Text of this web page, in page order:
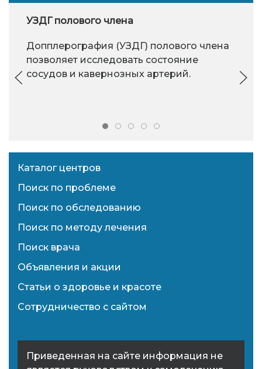
УЗДГ полового члена
Допплерография (УЗДГ) полового члена
позволяет исследовать состояние
сосудов и кавернозных артерий.
Каталог центров
Поиск по проблеме
Поиск по обследованию
Поиск по методу лечения
Поиск врача
Объявления и акции
Статьи о здоровье и красоте
Сотрудничество с сайтом
Приведенная на сайте информация не